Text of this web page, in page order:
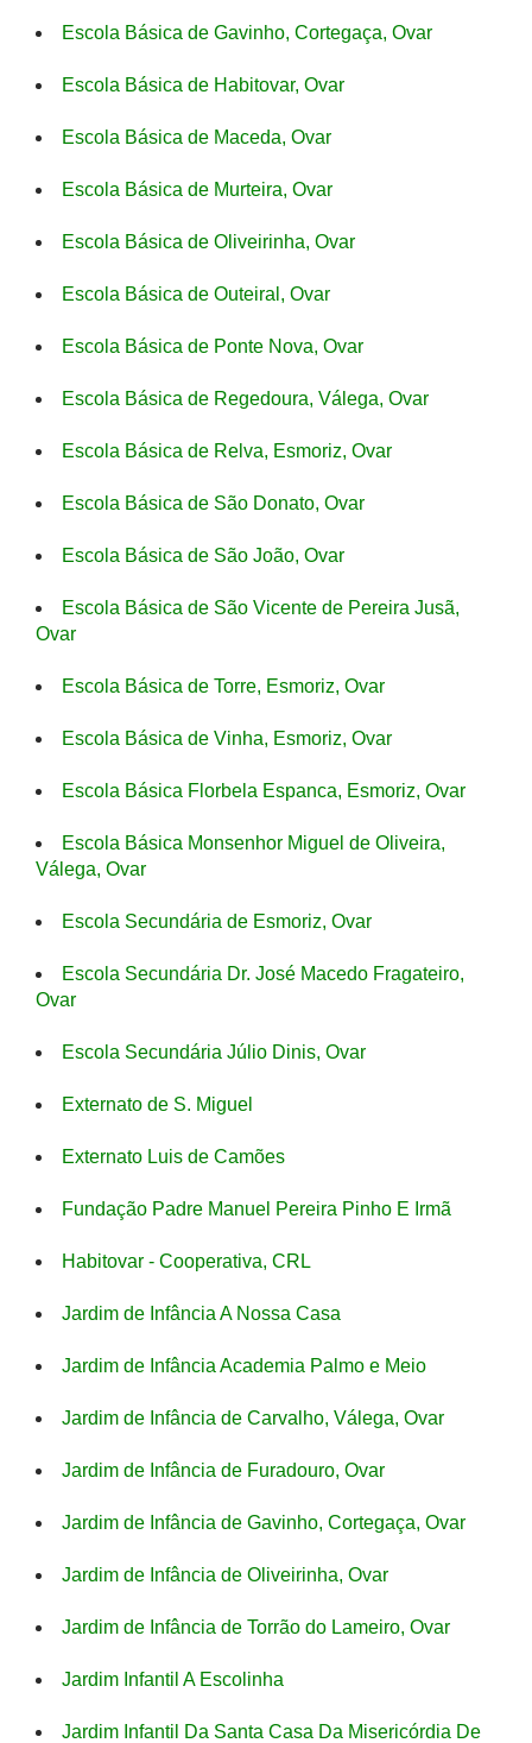
Escola Básica de Gavinho, Cortegaça, Ovar
Escola Básica de Habitovar, Ovar
Escola Básica de Maceda, Ovar
Escola Básica de Murteira, Ovar
Escola Básica de Oliveirinha, Ovar
Escola Básica de Outeiral, Ovar
Escola Básica de Ponte Nova, Ovar
Escola Básica de Regedoura, Válega, Ovar
Escola Básica de Relva, Esmoriz, Ovar
Escola Básica de São Donato, Ovar
Escola Básica de São João, Ovar
Escola Básica de São Vicente de Pereira Jusã,
Ovar
Escola Básica de Torre, Esmoriz, Ovar
Escola Básica de Vinha, Esmoriz, Ovar
Escola Básica Florbela Espanca, Esmoriz, Ovar
Escola Básica Monsenhor Miguel de Oliveira,
Válega, Ovar
Escola Secundária de Esmoriz, Ovar
Escola Secundária Dr. José Macedo Fragateiro,
Ovar
Escola Secundária Júlio Dinis, Ovar
Externato de S. Miguel
Externato Luis de Camões
Fundação Padre Manuel Pereira Pinho E Irmã
Habitovar - Cooperativa, CRL
Jardim de Infância A Nossa Casa
Jardim de Infância Academia Palmo e Meio
Jardim de Infância de Carvalho, Válega, Ovar
Jardim de Infância de Furadouro, Ovar
Jardim de Infância de Gavinho, Cortegaça, Ovar
Jardim de Infância de Oliveirinha, Ovar
Jardim de Infância de Torrão do Lameiro, Ovar
Jardim Infantil A Escolinha
Jardim Infantil Da Santa Casa Da Misericórdia De